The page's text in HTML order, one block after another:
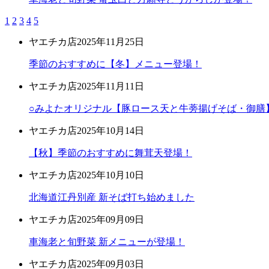
1 2 3 4 5
ヤエチカ店2025年11月25日
季節のおすすめに【冬】メニュー登場！
ヤエチカ店2025年11月11日
○みよたオリジナル【豚ロース天と牛蒡揚げそば・御膳
ヤエチカ店2025年10月14日
【秋】季節のおすすめに舞茸天登場！
ヤエチカ店2025年10月10日
北海道江丹別産 新そば打ち始めました
ヤエチカ店2025年09月09日
車海老と旬野菜 新メニューが登場！
ヤエチカ店2025年09月03日